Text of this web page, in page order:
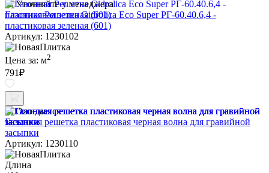
Уточняйте у менеджера
Газонная Решетка Gidrolica Eco Super РГ-60.40.6,4 -
пластиковая зеленая (601)
Артикул: 1230102
Цена за: м2
791₽
Ожидается
Газонная решетка пластиковая черная волна для гравийной
засыпки
Артикул: 1230110
Длина